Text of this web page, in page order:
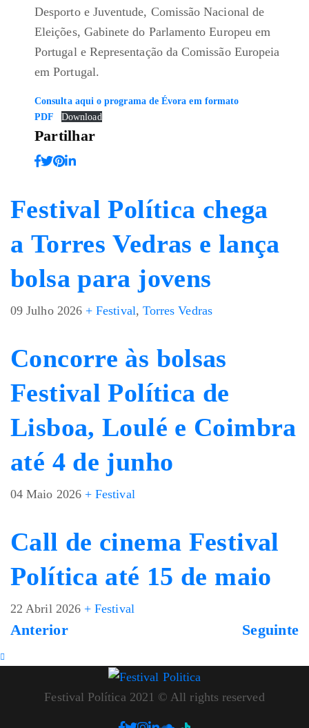
Desporto e Juventude, Comissão Nacional de
Eleições, Gabinete do Parlamento Europeu em
Portugal e Representação da Comissão Europeia
em Portugal.
Consulta aqui o programa de Évora em formato
PDF
Download
Partilhar
Festival Política chega
a Torres Vedras e lança
bolsa para jovens
09 Julho 2026 + Festival, Torres Vedras
Concorre às bolsas
Festival Política de
Lisboa, Loulé e Coimbra
até 4 de junho
04 Maio 2026 + Festival
Call de cinema Festival
Política até 15 de maio
22 Abril 2026 + Festival
Anterior Seguinte
Festival Política 2021 © All rights reserved